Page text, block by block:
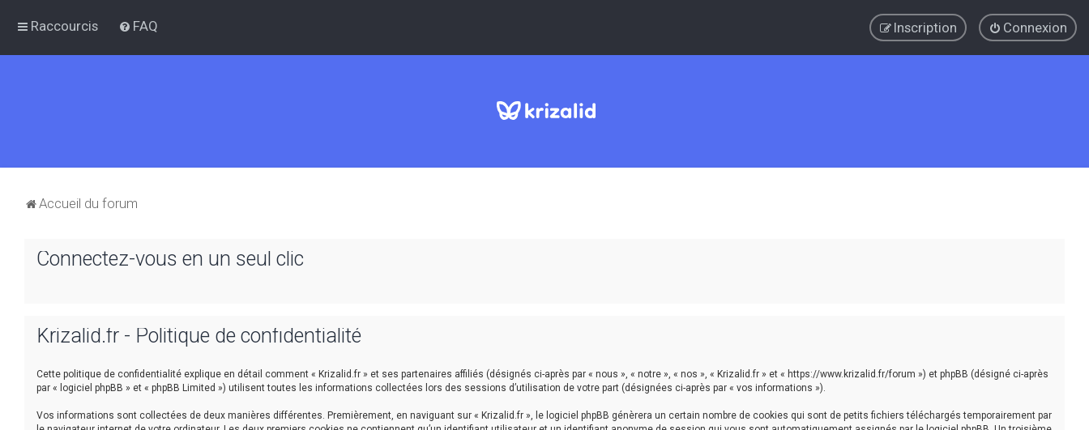
Raccourcis FAQ Connexion
Inscription
Accueil du forum
Connectez-vous en un seul clic
Krizalid.fr - Politique de confidentialité
Cette politique de confidentialité explique en détail comment « Krizalid.fr » et ses partenaires affiliés (désignés ci-après par « nous », « notre », « nos », « Krizalid.fr » et « https://www.krizalid.fr/forum ») et phpBB (désigné ci-après
par « logiciel phpBB » et « phpBB Limited ») utilisent toutes les informations collectées lors des sessions d’utilisation de votre part (désignées ci-après par « vos informations »).
Vos informations sont collectées de deux manières différentes. Premièrement, en naviguant sur « Krizalid.fr », le logiciel phpBB génèrera un certain nombre de cookies qui sont de petits fichiers téléchargés temporairement par